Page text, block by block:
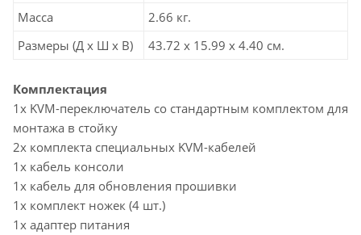
Масса
2.66 кг.
Размеры (Д х Ш х В)
43.72 x 15.99 x 4.40 см.
Комплектация
1x KVM-переключатель со стандартным комплектом для
монтажа в стойку
2x комплекта специальных KVM-кабелей
1x кабель консоли
1х кабель для обновления прошивки
1х комплект ножек (4 шт.)
1х адаптер питания